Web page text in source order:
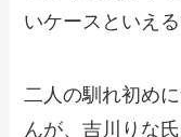
いケースといえる
二人の馴れ初め
んが、吉川りな